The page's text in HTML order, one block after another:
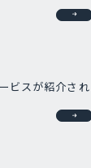
ビスが紹介され